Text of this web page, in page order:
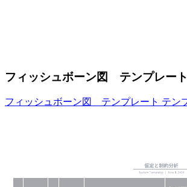
フィッシュボーン図 テンプレート
フィッシュボーン図 テンプレート テン